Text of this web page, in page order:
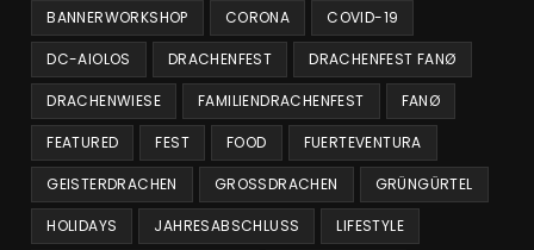
BANNERWORKSHOP CORONA COVID-19
DC-AIOLOS DRACHENFEST DRACHENFEST FANØ
DRACHENWIESE FAMILIENDRACHENFEST FANØ
FEATURED FEST FOOD FUERTEVENTURA
GEISTERDRACHEN GROSSDRACHEN GRÜNGÜRTEL
HOLIDAYS JAHRESABSCHLUSS LIFESTYLE